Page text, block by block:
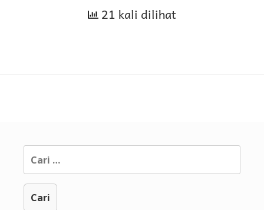
dan
Jangka
21 kali dilihat
Cari
untuk: